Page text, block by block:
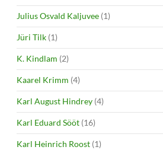
Julius Osvald Kaljuvee (1)
Jüri Tilk (1)
K. Kindlam (2)
Kaarel Krimm (4)
Karl August Hindrey (4)
Karl Eduard Sööt (16)
Karl Heinrich Roost (1)